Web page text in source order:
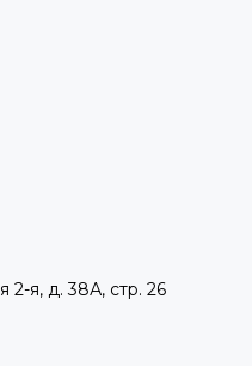
2-я, д. 38А, стр. 26